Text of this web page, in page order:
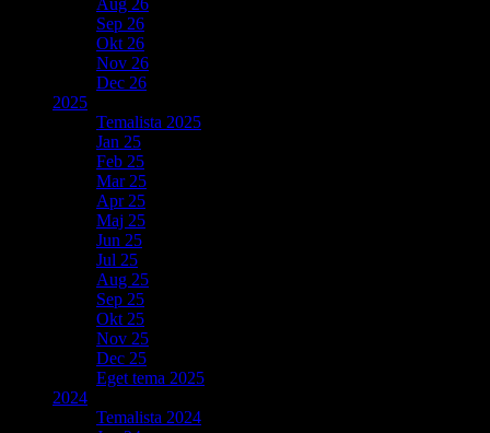
Sep 26
Okt 26
Nov 26
Dec 26
2025
Temalista 2025
Jan 25
Feb 25
Mar 25
Apr 25
Maj 25
Jun 25
Jul 25
Aug 25
Sep 25
Okt 25
Nov 25
Dec 25
Eget tema 2025
2024
Temalista 2024